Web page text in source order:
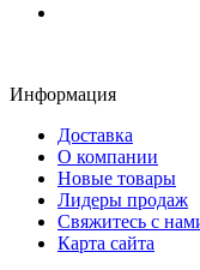
Информация
Доставка
О компании
Новые товары
Лидеры продаж
Свяжитесь с
Карта сайта